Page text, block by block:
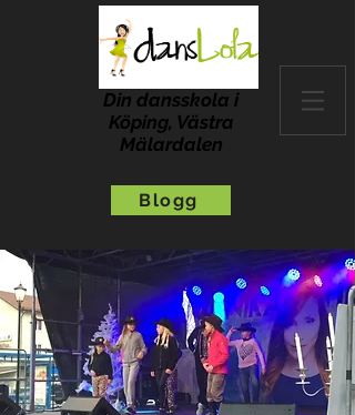
Din dansskola i
Köping, Västra
Mälardalen
Blogg